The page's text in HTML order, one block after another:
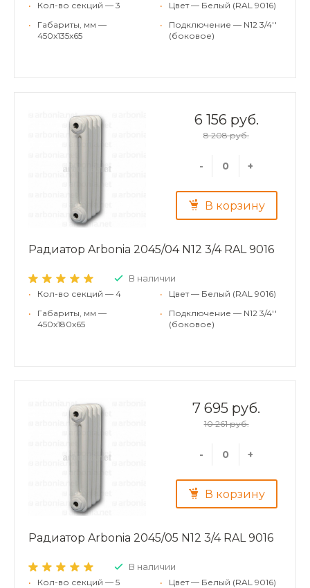
•
Кол-во секций — 3
•
Габариты, мм —
450x135x65
•
Цвет — Белый (RAL 9016)
•
Подключение — N12 3/4''
(боковое)
6 156 руб.
8 208 руб.
- +
В корзину
Радиатор Arbonia 2045/04 N12 3/4 RAL 9016
В наличии
•
Кол-во секций — 4
•
Габариты, мм —
450x180x65
•
Цвет — Белый (RAL 9016)
•
Подключение — N12 3/4''
(боковое)
7 695 руб.
10 261 руб.
- +
В корзину
Радиатор Arbonia 2045/05 N12 3/4 RAL 9016
В наличии
•
Кол-во секций — 5
•
Цвет — Белый (RAL 9016)